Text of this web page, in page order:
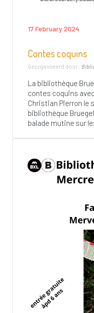
17 February 2024
Contes coquins
Georganiseerd door :
La bibliothèque
contes coquins
Christian Pierron le
bibliothèque
balade mutine sur